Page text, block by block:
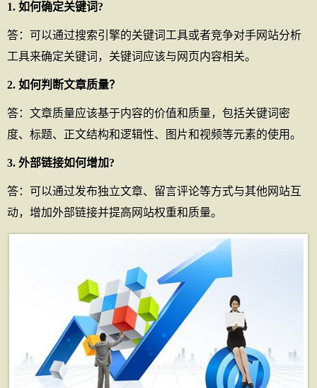
1. 如何确定关键词?
答：可以通过搜索引擎的关键词工具或者竞争对手网站分析
工具来确定关键词，关键词应该与网页内容相关。
2. 如何判断文章质量？
答：文章质量应该基于内容的价值和质量，包括关键词密
度、标题、正文结构和逻辑性、图片和视频等元素的使用。
3. 外部链接如何增加?
答：可以通过发布独立文章、留言评论等方式与其他网站互
动，增加外部链接并提高网站权重和质量。